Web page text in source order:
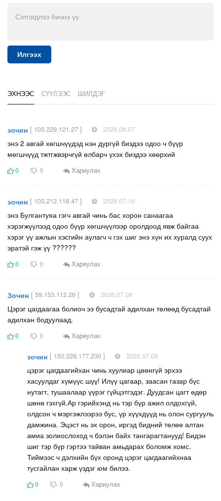
Илгээх
ЭХНЭЭС СҮҮЛЭЭС ШИЛДЭГ
зочин [ 103.229.121.27 ] 2026.08.07
энэ 2 авгай хөгшчүүдэд нэн дургүй биздээ одоо ч бүүр
мөгшчүүд тжтгжвэрчгүй өлбарч үхэх биздээ хөөрхий
0 0 Хариулах
зочин [ 103.212.118.47 ] 2026.07.16
энэ Булгантуяа гэгч авгай чинь бас хорон санаагаа
хэрэгжүүлээд одоо бүүр хөгшчүүлээр оролдоод явж байгаа
хэрэг үү ажлын хэсгийн аулагч ч гэх шиг энэ хүн их хуралд суух
эратэй гэж үү ??????
0 0 Хариулах
Зочин [ 59.153.112.26 ] 2026.07.08
Цэрэг цагдаагаа болиоч ээ бусадтай адилхан төлөөд бусадтай
адилхан бодуулаад.
0 0 Хариулах
зочин [ 150.228.177.230 ] 2026.07.08
цэрэг цагдаагийхан чинь хуулиар цөөнгүй эрхээ
хасуулдаг хүмүүс шүү! Илүү цагаар, заасан газар бүс
нутагт, тушаалаар үүрэг гүйцэтгэдэг. Дуудсан цагт өдөр
шөнө гэхгүй.Ар гэрийхэнд нь тэр бүр ажил олдохгүй,
олдсон ч мэргэжлээрээ бус, үр хүүхдүүд нь олон сургууль
дамжина. Эцэст нь эх орон, иргэд бидний төлөө алтан
амиа золиослоход ч бэлэн байх тангарагтанууд! Бидэн
шиг тэр бүр гэртээ тайван амьдарах боломж хомс.
Тиймээс ч дэлхийн бүх оронд цэрэг цагдаагийхнаа
тусгайлан харж үздэг юм билээ.
0 0 Хариулах